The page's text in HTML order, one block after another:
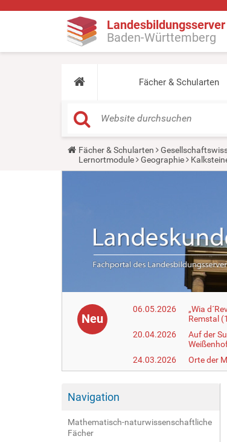
Landesbildungsserver
Baden-Württemberg
Fächer & Schularten
Y
u
Fächer & Schularten
Lernortmodule
Geographie
Neu
06.05.2026
„Wia
Remstal
20.04.2026
Auf der
24.03.2026
Orte der
Navigation
Mathematisch-naturwissenschaftliche
Fächer